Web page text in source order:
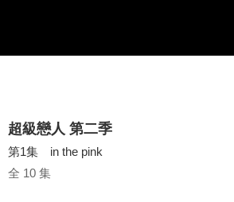
超級戀人 第二季
第1集 in the pink
全 10 集